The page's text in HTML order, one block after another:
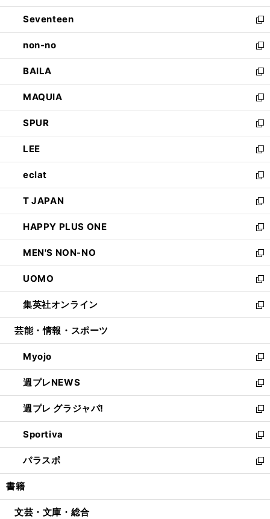
開
く
ウ
で
開
く
ン
ド
ウ
で
開
く
Seventeen
新
し
い
ウ
ィ
ン
ド
ウ
で
開
く
non-no
新
し
い
ウ
ィ
ン
ド
ウ
で
開
く
BAILA
新
し
い
ウ
ィ
ン
ド
ウ
で
開
く
MAQUIA
新
し
い
ウ
ィ
ン
ド
ウ
で
開
く
SPUR
新
し
い
ウ
ィ
ン
ド
ウ
で
開
く
LEE
新
し
い
ウ
ィ
ン
ド
ウ
で
開
く
eclat
新
し
い
ウ
ィ
ン
ド
ウ
で
開
く
T JAPAN
新
し
い
ウ
ィ
ン
ド
ウ
で
開
HAPPY PLUS ONE
新
し
い
ウ
ィ
ン
ド
ウ
開
く
MEN'S NON-NO
新
し
い
ウ
ィ
ン
ウ
で
開
く
UOMO
新
し
い
ウ
ン
ド
ウ
で
開
く
集英社オンライン
新
し
ウ
ィ
ン
ド
ウ
で
開
く
芸能・情報・スポーツ
Myojo
新
し
い
ウ
ィ
ン
ド
ウ
で
開
週プレNEWS
新
し
い
ウ
ィ
ン
ド
ウ
開
週プレ グラジャパ!
新
し
い
ウ
ィ
ン
ウ
Sportiva
新
し
い
ウ
ン
パラスポ
新
し
ウ
書籍
文芸・文庫・総合